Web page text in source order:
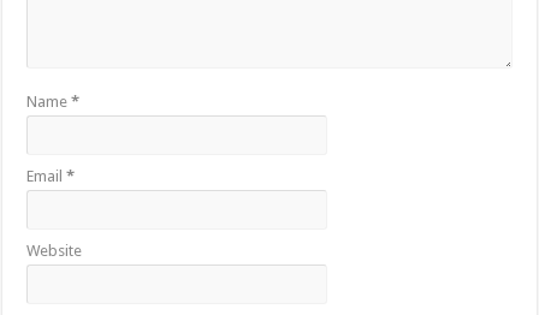
Name*
Email*
Website